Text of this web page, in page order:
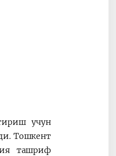
учун
Тошкент
ташриф